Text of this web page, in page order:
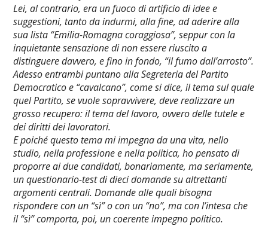
Lei, al contrario, era un fuoco di artificio di idee e
suggestioni, tanto da indurmi, alla fine, ad aderire alla
sua lista “Emilia-Romagna coraggiosa”, seppur con la
inquietante sensazione di non essere riuscito a
distinguere davvero, e fino in fondo, “il fumo dall’arrosto”.
Adesso entrambi puntano alla Segreteria del Partito
Democratico e “cavalcano”, come si dice, il tema sul quale
quel Partito, se vuole sopravvivere, deve realizzare un
grosso recupero: il tema del lavoro, ovvero delle tutele e
dei diritti dei lavoratori.
E poiché questo tema mi impegna da una vita, nello
studio, nella professione e nella politica, ho pensato di
proporre ai due candidati, bonariamente, ma seriamente,
un questionario-test di dieci domande su altrettanti
argomenti centrali. Domande alle quali bisogna
rispondere con un “sì” o con un “no”, ma con l’intesa che
il “sì” comporta, poi, un coerente impegno politico.